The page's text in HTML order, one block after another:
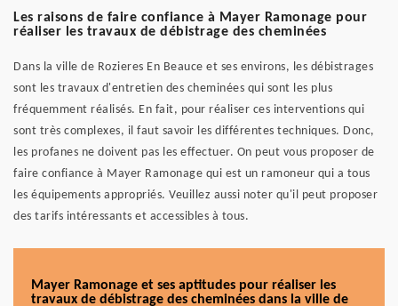
Les raisons de faire confiance à Mayer Ramonage pour
réaliser les travaux de débistrage des cheminées
Dans la ville de Rozieres En Beauce et ses environs, les débistrages
sont les travaux d'entretien des cheminées qui sont les plus
fréquemment réalisés. En fait, pour réaliser ces interventions qui
sont très complexes, il faut savoir les différentes techniques. Donc,
les profanes ne doivent pas les effectuer. On peut vous proposer de
faire confiance à Mayer Ramonage qui est un ramoneur qui a tous
les équipements appropriés. Veuillez aussi noter qu'il peut proposer
des tarifs intéressants et accessibles à tous.
Mayer Ramonage et ses aptitudes pour réaliser les
travaux de débistrage des cheminées dans la ville de